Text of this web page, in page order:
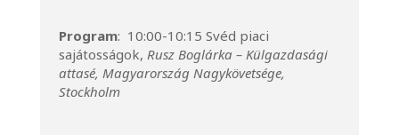
Program: 10:00-10:15 Svéd piaci
sajátosságok, Rusz Boglárka – Külgazdasági
attasé, Magyarország Nagykövetsége,
Stockholm